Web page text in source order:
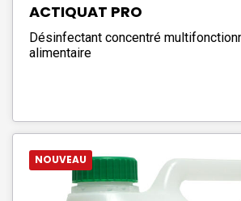
ACTIQUAT PRO
Désinfectant concentré
alimentaire
NOUVEAU